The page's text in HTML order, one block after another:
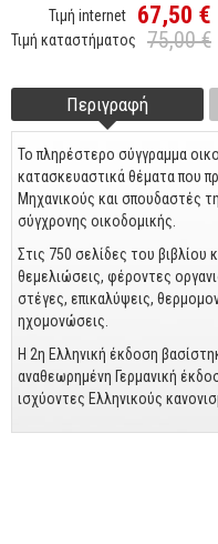
Internet
Προγραμματισμός
Γενικά
Γενικά Θέματα
Business
Προσωπική Βελτίωση
Οικονομικά
Τεχνικά
Πολιτικών Μηχανικών
Τιμή internet 67,50 €
Τιμή καταστήματος 75,00 €
Footer tabs
Περιγραφή
καρτέλα)
Το πληρέστερο σύγγραμμα
κατασκευαστικά θέματα που
Μηχανικούς και σπουδαστές
σύγχρονης οικοδομικής.
Στις 750 σελίδες του βιβλίου
θεμελιώσεις, φέροντες
στέγες, επικαλύψεις,
ηχομονώσεις.
Η 2η Ελληνική έκδοση
αναθεωρημένη Γερμανική
ισχύοντες Ελληνικούς